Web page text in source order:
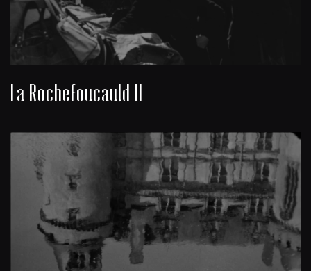
La Rochefoucauld II